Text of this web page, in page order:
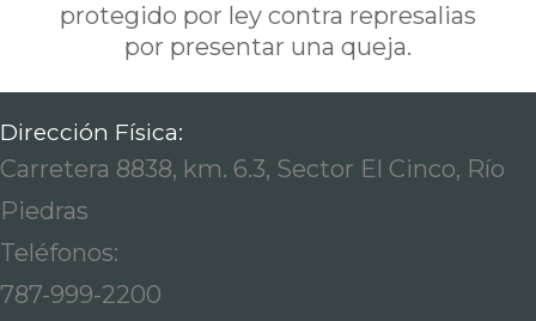
protegido por ley contra represalias
por presentar una queja.
Dirección Física:
Carretera 8838, km. 6.3, Sector El Cinco, Río
Piedras
Teléfonos:
787-999-2200